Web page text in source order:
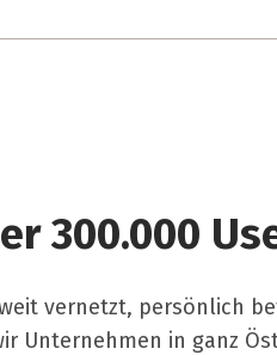
300.000
vernetzt, persönlich
Unternehmen in ganz